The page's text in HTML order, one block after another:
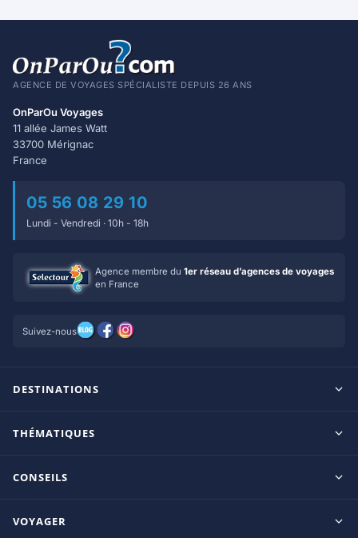
AGENCE DE VOYAGES SPÉCIALISTE DEPUIS 26 ANS
OnParOu Voyages
11 allée James Watt
33700 Mérignac
France
05 56 08 29 10
Lundi - Vendredi · 10h - 18h
Agence membre du 1er réseau d’agences de voyages
en France
Suivez-nous
DESTINATIONS
Ile Maurice
République Dominicaine
THÉMATIQUES
Adultes uniquement
CONSEILS
VOYAGER